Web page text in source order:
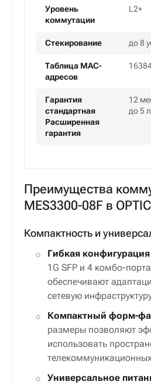
Уровень
коммутации
L2+
Стекирование до 8
Таблица MAC-
адресов
Гарантия
стандартная
Расширенная
гарантия
12
до 5
Преимущества
MES3300-08F в
Компактность и
Гибкая
1G SFP и 4 комбо-
обеспечивают
сетевую
Компактный форм-
размеры позволяют
использовать
Универсальное